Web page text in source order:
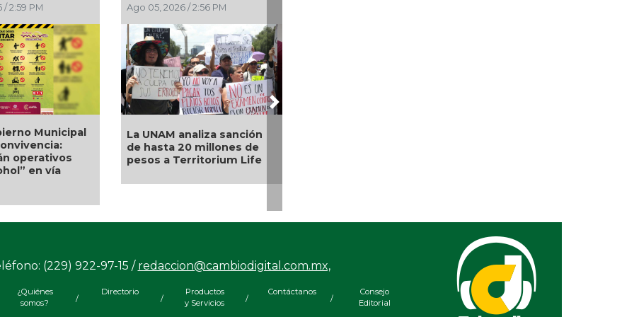
12:13 PM
educativa
turística
Ago 04, 2026 / 7:13 PM
León, Oaxaca, Tijuana y
Ciudad de México, sedes
del examen de control de
agosto
Next
(229) 922-97-15 / redaccion@cambiodigital.com.mx,
¿Quiénes
somos?
/
Directorio
/
Productos
y Servicios
/
Contáctanos
/
Consejo
Editorial